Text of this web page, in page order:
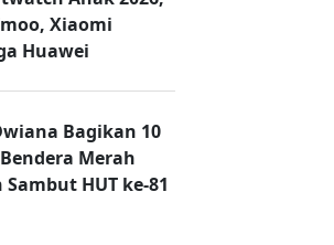
Xiaomi
Huawei
Bagikan 10
Merah
HUT ke-81